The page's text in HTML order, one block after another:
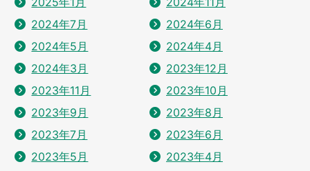
2024年7月
2024年6月
2024年5月
2024年4月
2024年3月
2023年12月
2023年11月
2023年10月
2023年9月
2023年8月
2023年7月
2023年6月
2023年5月
2023年4月